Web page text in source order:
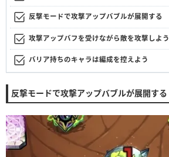
反撃モードで攻撃アップバブルが展開する
攻撃アップバフを受けながら敵を攻撃しよう
バリア持ちのキャラは編成を控えよう
反撃モードで攻撃アップバブルが展開する